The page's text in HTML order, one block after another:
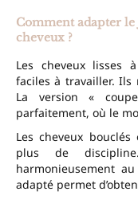
Comment adapter le
cheveux ?
Les cheveux lisses
faciles à travailler. Ils
La version «
parfaitement, où le
Les cheveux
plus de
harmonieusement
adapté permet